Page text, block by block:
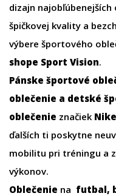
dizajn
špičkovej kvality a
výbere športového
shope Sport Vision.
Pánske športové
oblečenie a detské
oblečenie značiek Nike
ďalších ti poskytne
mobilitu pri tréningu a
výkonov.
Oblečenie na futbal,